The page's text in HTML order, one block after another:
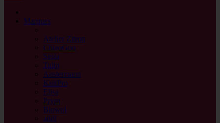
Marques
Atelier Zitron
ChiaoGoo
Sesia
Tulip
Austermann
KnitPro
Elisa
Prym
Biowol
addi